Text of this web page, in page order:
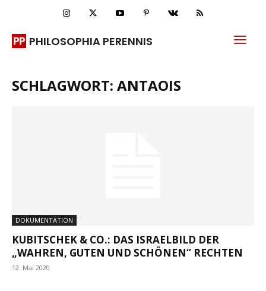
PHILOSOPHIA PERENNIS
SCHLAGWORT: ANTAOIS
DOKUMENTATION
KUBITSCHEK & CO.: DAS ISRAELBILD DER
„WAHREN, GUTEN UND SCHÖNEN“ RECHTEN
12. Mai 2020